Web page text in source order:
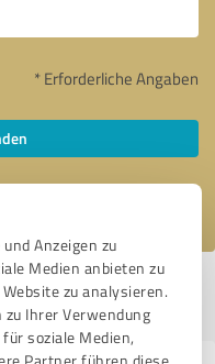
Anzeigen zu
Medien anbieten zu
zu analysieren.
Ihrer Verwendung
soziale Medien,
* Erforderliche Angaben
06.08.2026|Profil